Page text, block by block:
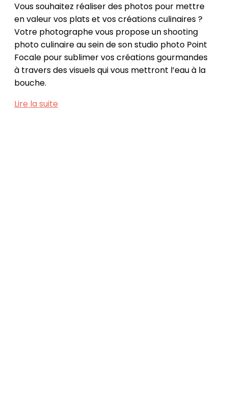
Vous souhaitez réaliser des photos pour mettre
en valeur vos plats et vos créations culinaires ?
Votre photographe vous propose un shooting
photo culinaire au sein de son studio photo Point
Focale pour sublimer vos créations gourmandes
à travers des visuels qui vous mettront l’eau à la
bouche.
Lire la suite